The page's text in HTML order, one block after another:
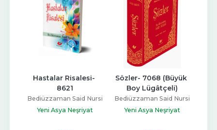
Hastalar Risalesi-
8621
Bediüzzaman Said Nursi
Yeni Asya Neşriyat
Sözler- 7068 (Büyük
Boy Lügâtçeli)
Bediüzzaman Said Nursi
Yeni Asya Neşriyat